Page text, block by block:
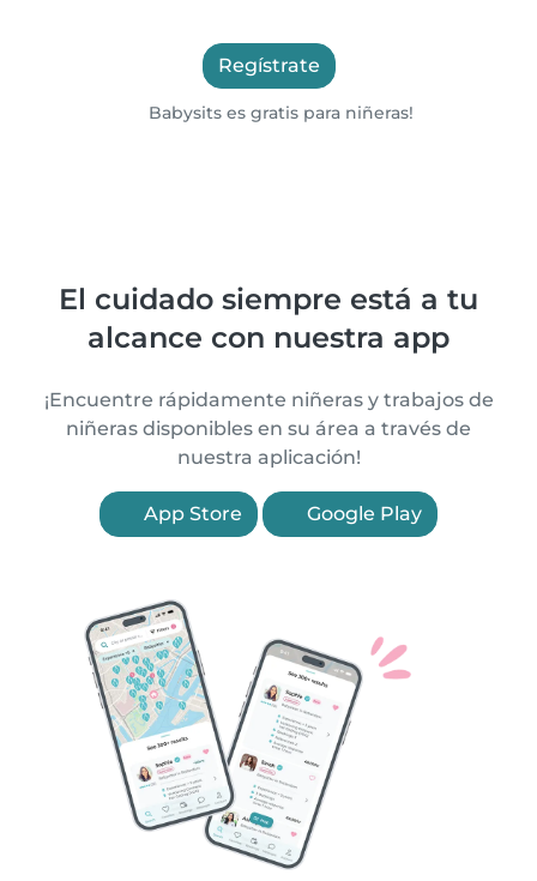
Regístrate
Babysits es gratis para niñeras!
El cuidado siempre está a tu
alcance con nuestra app
¡Encuentre rápidamente niñeras y trabajos de
niñeras disponibles en su área a través de
nuestra aplicación!
App Store Google Play